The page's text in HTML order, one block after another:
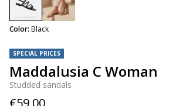
SPECIAL PRICES
Maddalusia C Woman
Studded sandals
€59,00
Color: Black
selected